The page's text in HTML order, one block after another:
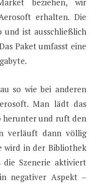
erhalten. Die
und ist ausschließlich
Paket umfasst eine
so wie bei anderen
Man lädt das
herunter und ruft den
verläuft dann völlig
wird in der Bibliothek
die Szenerie aktiviert
negativer Aspekt –